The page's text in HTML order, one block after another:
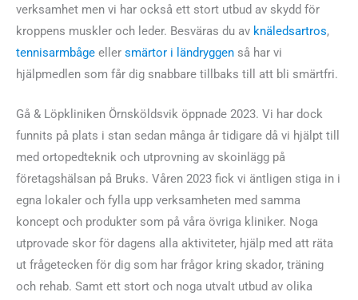
verksamhet men vi har också ett stort utbud av skydd för
kroppens muskler och leder. Besväras du av knäledsartros,
tennisarmbåge eller smärtor i ländryggen så har vi
hjälpmedlen som får dig snabbare tillbaks till att bli smärtfri.
Gå & Löpkliniken Örnsköldsvik öppnade 2023. Vi har dock
funnits på plats i stan sedan många år tidigare då vi hjälpt till
med ortopedteknik och utprovning av skoinlägg på
företagshälsan på Bruks. Våren 2023 fick vi äntligen stiga in i
egna lokaler och fylla upp verksamheten med samma
koncept och produkter som på våra övriga kliniker. Noga
utprovade skor för dagens alla aktiviteter, hjälp med att räta
ut frågetecken för dig som har frågor kring skador, träning
och rehab. Samt ett stort och noga utvalt utbud av olika